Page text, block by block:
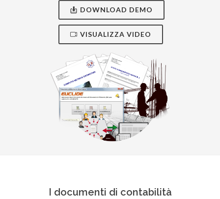
DOWNLOAD DEMO
VISUALIZZA VIDEO
I documenti di contabilità